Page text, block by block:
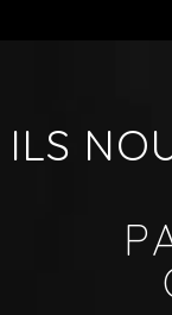
ILS